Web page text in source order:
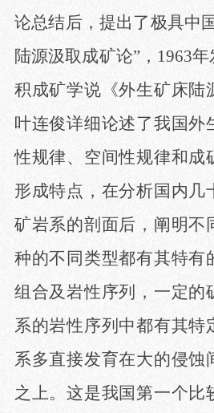
论总结后，提出了极具中
陆源汲取成矿论”，1963
积成矿学说《外生矿床陆
叶连俊详细论述了我国外
性规律、空间性规律和成
形成特点，在分析国内几
矿岩系的剖面后，阐明不
种的不同类型都有其特有
组合及岩性序列，一定的
系的岩性序列中都有其特
系多直接发育在大的侵蚀
之上。这是我国第一个比